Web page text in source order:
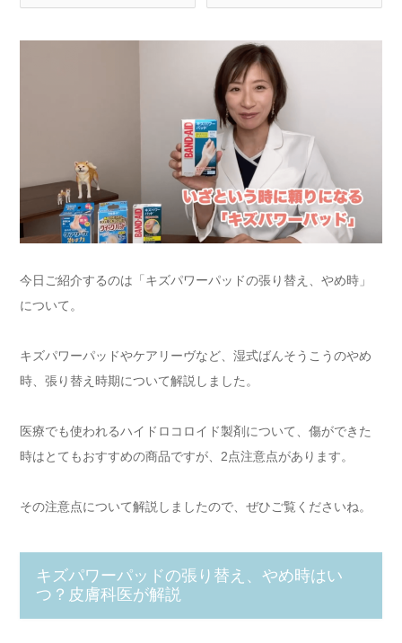
今日ご紹介するのは「キズパワーパッドの張り替え、やめ時」
について。
キズパワーパッドやケアリーヴなど、湿式ばんそうこうのやめ
時、張り替え時期について解説しました。
医療でも使われるハイドロコロイド製剤について、傷ができた
時はとてもおすすめの商品ですが、2点注意点があります。
その注意点について解説しましたので、ぜひご覧くださいね。
キズパワーパッドの張り替え、やめ時はい
つ？皮膚科医が解説